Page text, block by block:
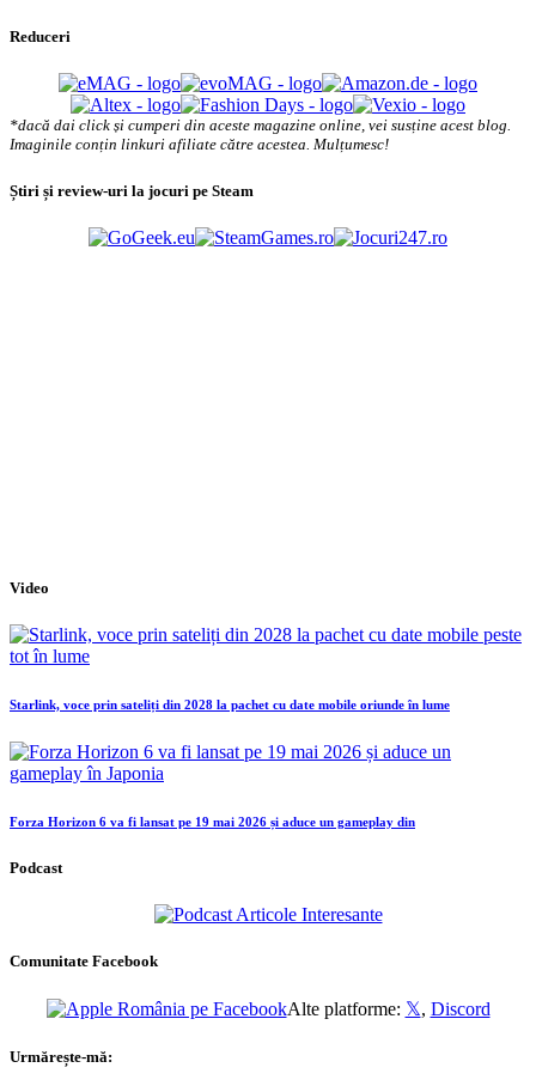
Reduceri
*dacă dai click și cumperi din aceste magazine online, vei susține acest blog.
Imaginile conțin linkuri afiliate către acestea. Mulțumesc!
Știri și review-uri la jocuri pe Steam
Video
Starlink, voce prin sateliți din 2028 la pachet cu date mobile oriunde în lume
Forza Horizon 6 va fi lansat pe 19 mai 2026 și aduce un gameplay din
Podcast
Comunitate Facebook
Alte platforme: 𝕏, Discord
Urmărește-mă: